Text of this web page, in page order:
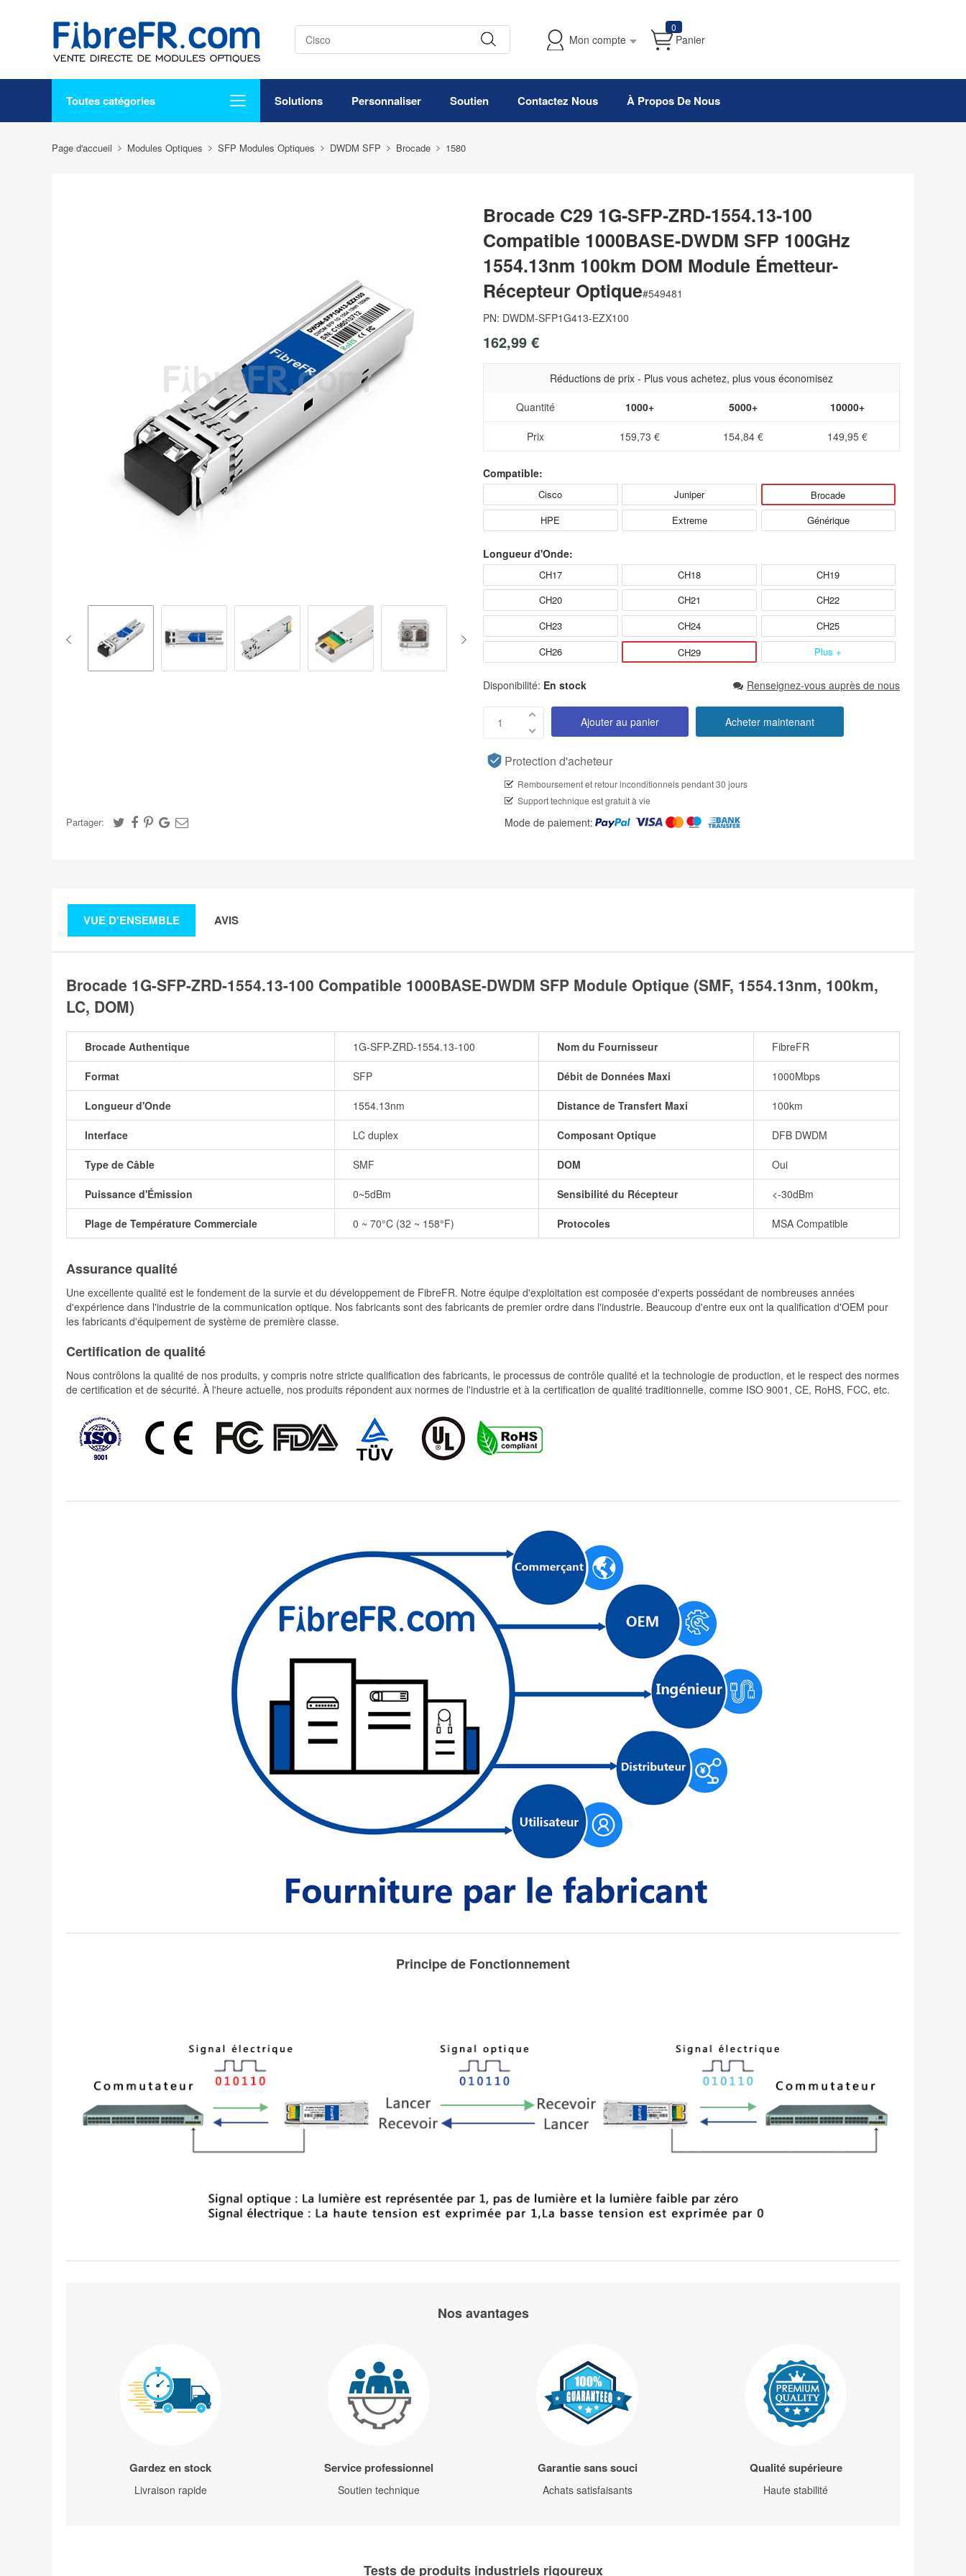
Mon compte
0
Panier
Toutes catégories Solutions Personnaliser Soutien Contactez Nous À Propos De Nous
Page d'accueil Modules Optiques SFP Modules Optiques DWDM SFP Brocade 1580
Partager:
Brocade C29 1G-SFP-ZRD-1554.13-100
Compatible 1000BASE-DWDM SFP 100GHz
1554.13nm 100km DOM Module Émetteur-
Récepteur Optique#549481
PN: DWDM-SFP1G413-EZX100
162,99 €
Réductions de prix - Plus vous achetez, plus vous économisez
Quantité
1000+ 5000+ 10000+
Prix 159,73 € 154,84 € 149,95 €
Compatible:
Cisco Juniper
Brocade
HPE
Extreme Générique
Longueur d'Onde:
CH17 CH18
CH19
CH20
CH21
CH22
CH23
CH24
CH25
CH26
CH29 Plus +
Disponibilité: En stock Renseignez-vous auprès de nous
Ajouter au panier Acheter maintenant
Protection d'acheteur
Remboursement et retour inconditionnels pendant 30 jours
Support technique est gratuit à vie
Mode de paiement:
VUE D'ENSEMBLE AVIS
Brocade 1G-SFP-ZRD-1554.13-100 Compatible 1000BASE-DWDM SFP Module Optique (SMF, 1554.13nm, 100km,
LC, DOM)
Brocade Authentique 1G-SFP-ZRD-1554.13-100 Nom du Fournisseur FibreFR
Format SFP Débit de Données Maxi 1000Mbps
Longueur d'Onde 1554.13nm Distance de Transfert Maxi 100km
Interface LC duplex Composant Optique DFB DWDM
Type de Câble SMF DOM Oui
Puissance d'Émission 0~5dBm Sensibilité du Récepteur <-30dBm
Plage de Température Commerciale 0 ~ 70°C (32 ~ 158°F) Protocoles MSA Compatible
Assurance qualité
Une excellente qualité est le fondement de la survie et du développement de FibreFR. Notre équipe d'exploitation est composée d'experts possédant de nombreuses années
d'expérience dans l'industrie de la communication optique. Nos fabricants sont des fabricants de premier ordre dans l'industrie. Beaucoup d'entre eux ont la qualification d'OEM pour
les fabricants d'équipement de système de première classe.
Certification de qualité
Nous contrôlons la qualité de nos produits, y compris notre stricte qualification des fabricants, le processus de contrôle qualité et la technologie de production, et le respect des normes
de certification et de sécurité. À l'heure actuelle, nos produits répondent aux normes de l'industrie et à la certification de qualité traditionnelle, comme ISO 9001, CE, RoHS, FCC, etc.
Principe de Fonctionnement
Nos avantages
Gardez en stock
Livraison rapide
Service professionnel
Soutien technique
Garantie sans souci
Achats satisfaisants
Qualité supérieure
Haute stabilité
Tests de produits industriels rigoureux